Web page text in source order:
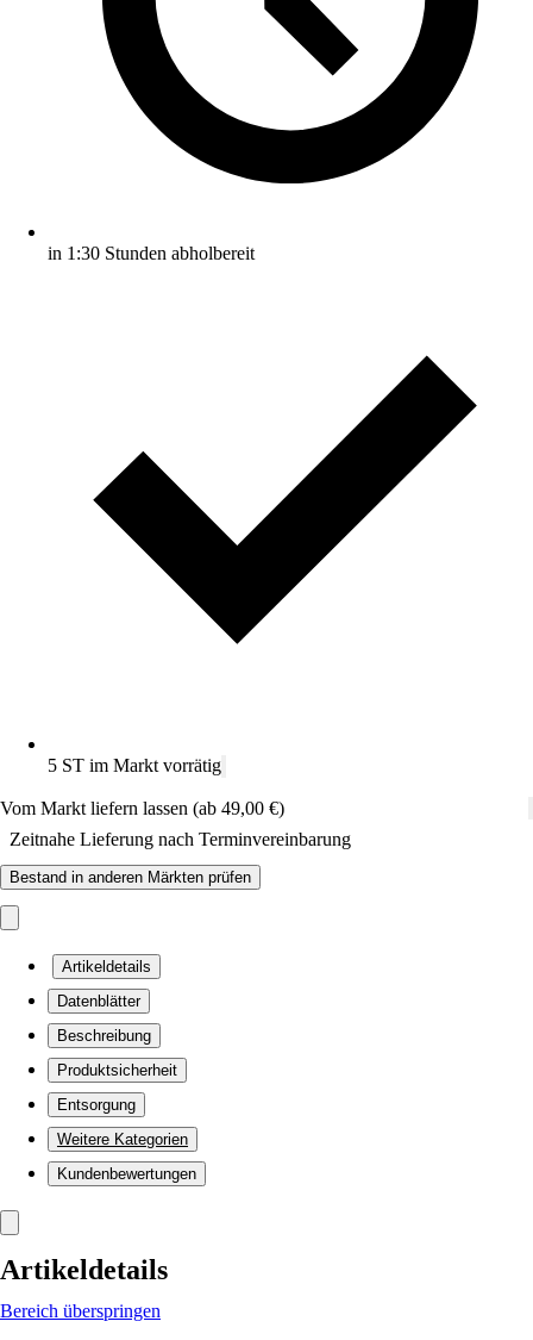
in 1:30 Stunden abholbereit
5 ST im Markt vorrätig
Vom Markt liefern lassen (ab 49,00 €)
Zeitnahe Lieferung nach Terminvereinbarung
Bestand in anderen Märkten prüfen
Artikeldetails
Datenblätter
Beschreibung
Produktsicherheit
Entsorgung
Weitere Kategorien
Kundenbewertungen
Artikeldetails
Bereich überspringen